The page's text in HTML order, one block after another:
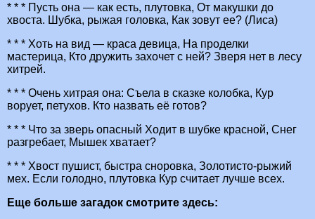
* * * Пусть она — как есть, плутовка, От макушки до
хвоста. Шубка, рыжая головка, Как зовут ее? (Лиса)
* * * Хоть на вид — краса девица, На проделки
мастерица, Кто дружить захочет с ней? Зверя нет в лесу
хитрей.
* * * Очень хитрая она: Съела в сказке колобка, Кур
ворует, петухов. Кто назвать её готов?
* * * Что за зверь опасный Ходит в шубке красной, Снег
разгребает, Мышек хватает?
* * * Хвост пушист, быстра сноровка, Золотисто-рыжий
мех. Если голодно, плутовка Кур считает лучше всех.
Еще больше загадок смотрите здесь: